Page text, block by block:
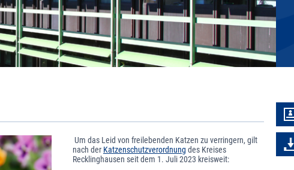
Um das Leid von freilebenden Katzen zu verringern, gilt
nach der Katzenschutzverordnung des Kreises
Recklinghausen seit dem 1. Juli 2023 kreisweit: